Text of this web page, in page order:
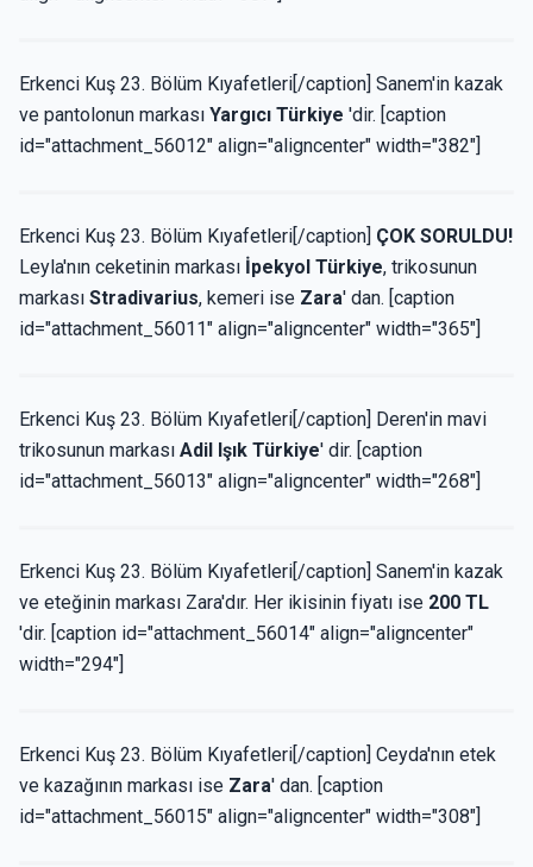
Erkenci Kuş 23. Bölüm Kıyafetleri[/caption] Sanem'in kazak
ve pantolonun markası Yargıcı Türkiye 'dir. [caption
id="attachment_56012" align="aligncenter" width="382"]
Erkenci Kuş 23. Bölüm Kıyafetleri[/caption] ÇOK SORULDU!
Leyla'nın ceketinin markası İpekyol Türkiye, trikosunun
markası Stradivarius, kemeri ise Zara' dan. [caption
id="attachment_56011" align="aligncenter" width="365"]
Erkenci Kuş 23. Bölüm Kıyafetleri[/caption] Deren'in mavi
trikosunun markası Adil Işık Türkiye' dir. [caption
id="attachment_56013" align="aligncenter" width="268"]
Erkenci Kuş 23. Bölüm Kıyafetleri[/caption] Sanem'in kazak
ve eteğinin markası Zara'dır. Her ikisinin fiyatı ise 200 TL
'dir. [caption id="attachment_56014" align="aligncenter"
width="294"]
Erkenci Kuş 23. Bölüm Kıyafetleri[/caption] Ceyda'nın etek
ve kazağının markası ise Zara' dan. [caption
id="attachment_56015" align="aligncenter" width="308"]